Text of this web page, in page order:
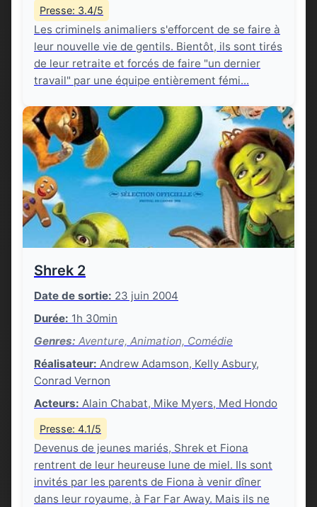
Presse: 3.4/5
Les criminels animaliers s'efforcent de se faire à
leur nouvelle vie de gentils. Bientôt, ils sont tirés
de leur retraite et forcés de faire "un dernier
travail" par une équipe entièrement fémi...
Shrek 2
Date de sortie: 23 juin 2004
Durée: 1h 30min
Genres: Aventure, Animation, Comédie
Réalisateur: Andrew Adamson, Kelly Asbury,
Conrad Vernon
Acteurs: Alain Chabat, Mike Myers, Med Hondo
Presse: 4.1/5
Devenus de jeunes mariés, Shrek et Fiona
rentrent de leur heureuse lune de miel. Ils sont
invités par les parents de Fiona à venir dîner
dans leur royaume, à Far Far Away. Mais ils ne